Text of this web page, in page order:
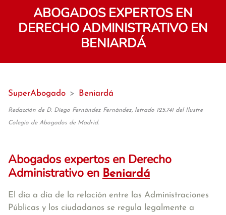
ABOGADOS EXPERTOS EN
DERECHO ADMINISTRATIVO EN
BENIARDÁ
SuperAbogado > Beniardá
Redacción de D. Diego Fernández Fernández, letrado 125.741 del Ilustre
Colegio de Abogados de Madrid.
Abogados expertos en Derecho
Administrativo en Beniardá
El día a día de la relación entre las Administraciones
Públicas y los ciudadanos se regula legalmente a